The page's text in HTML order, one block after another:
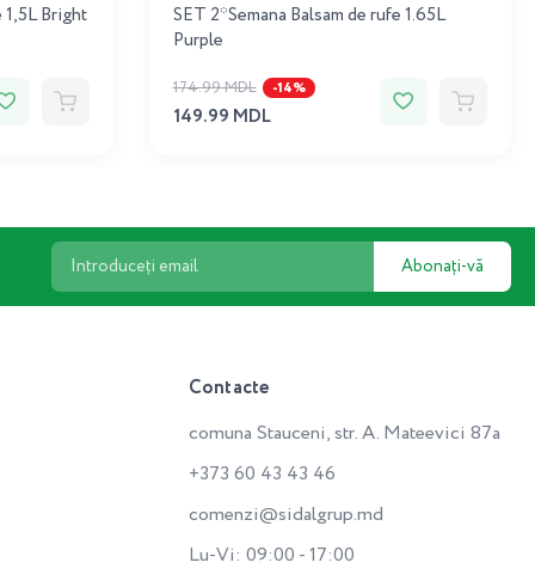
1,5L Bright
SET 2*Semana Balsam de rufe 1.65L
Purple
174.99 MDL -14%
149.99 MDL
Abonați-vă
Contacte
comuna Stauceni, str. A. Mateevici 87a
+373 60 43 43 46
comenzi@sidalgrup.md
Lu-Vi: 09:00 - 17:00